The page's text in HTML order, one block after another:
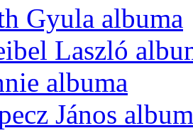
Gyula albuma
Laszló
albuma
János